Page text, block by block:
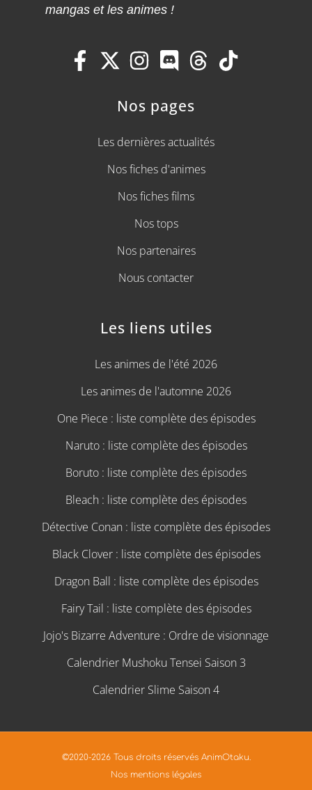
mangas et les animes !
Nos pages
Les dernières actualités
Nos fiches d'animes
Nos fiches films
Nos tops
Nos partenaires
Nous contacter
Les liens utiles
Les animes de l'été 2026
Les animes de l'automne 2026
One Piece : liste complète des épisodes
Naruto : liste complète des épisodes
Boruto : liste complète des épisodes
Bleach : liste complète des épisodes
Détective Conan : liste complète des épisodes
Black Clover : liste complète des épisodes
Dragon Ball : liste complète des épisodes
Fairy Tail : liste complète des épisodes
Jojo's Bizarre Adventure : Ordre de visionnage
Calendrier Mushoku Tensei Saison 3
Calendrier Slime Saison 4
©2020-2026 Tous droits réservés AnimOtaku.
Nos mentions légales